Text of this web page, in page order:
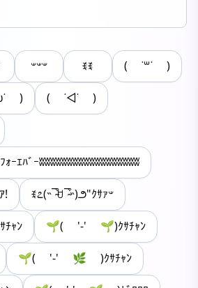
𐤔𐤔𐤔 ꉂꉂ ( ˙꒳˙ )
) ( ˙◁˙ )
ｰｴﾊﾞｰʬʬʬʬʬʬʬʬʬʬʬʬʬʬʬʬʬʬ
! ꉂ೭(˵¯̴͒ꇴ¯̴͒˵)౨"ｸｻｧ𐤔
ｬﾝ 🌱( '-' ‪🌱)ｸｻﾁｬﾝ
🌱( '-' 🌿 )ｸｻﾁｬﾝ